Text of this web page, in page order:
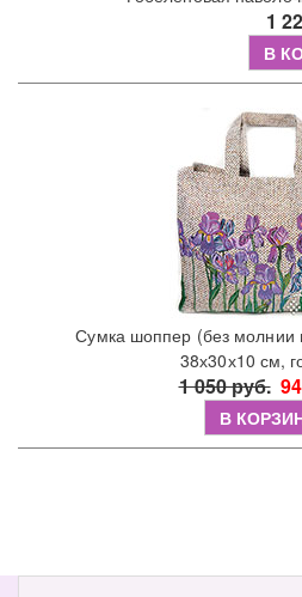
1
В
Сумка шоппер (без молнии
38х30х10 см,
1 050 руб.
В